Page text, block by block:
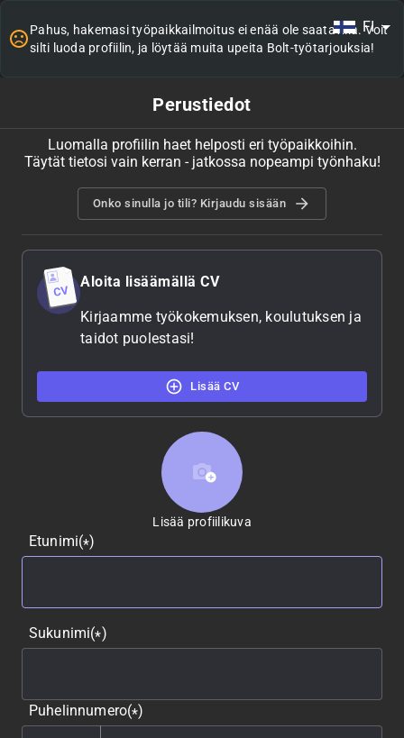
FI
Pahus, hakemasi työpaikkailmoitus ei enää ole saatavilla. Voit
silti luoda profiilin, ja löytää muita upeita Bolt-työtarjouksia!
Perustiedot
Luomalla profiilin haet helposti eri työpaikkoihin.
Täytät tietosi vain kerran - jatkossa nopeampi työnhaku!
Onko sinulla jo tili? Kirjaudu sisään
Aloita lisäämällä CV
Kirjaamme työkokemuksen, koulutuksen ja
taidot puolestasi!
Lisää CV
Lisää profiilikuva
Lisää profiilikuva
Etunimi(*)
Sukunimi(*)
Puhelinnumero(*)